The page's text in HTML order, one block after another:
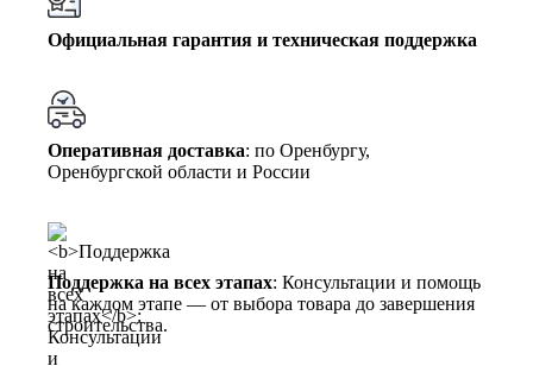
Официальная гарантия и техническая поддержка
Оперативная доставка: по Оренбургу,
Оренбургской области и России
Поддержка на всех этапах: Консультации и помощь
на каждом этапе — от выбора товара до завершения
строительства.